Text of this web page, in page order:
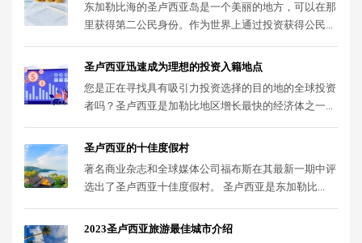
东加勒比海的圣卢西亚岛是一个美丽的地方，可以在那
里获得第二公民身份。作为世界上通过投资获得公民...
圣卢西亚迅速成为理想的投资入籍地点
您是正在寻找具有吸引力投资选择的目的地的全球投资
者吗？圣卢西亚是加勒比地区增长最快的经济体之一...
圣卢西亚的十佳度假村
著名商业杂志和全球媒体公司福布斯在其最新一期中评
选出了圣卢西亚十佳度假村。 圣卢西亚是东加勒比...
2023圣卢西亚旅游最佳城市介绍